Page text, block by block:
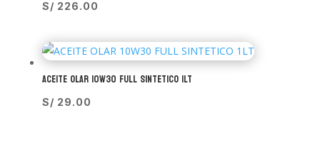
S/ 226.00
ACEITE OLAR 10W30 FULL SINTETICO 1LT
S/ 29.00